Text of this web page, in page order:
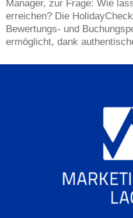
Manager, zur Frage: Wie
erreichen? Die
Bewertungs- und
ermöglicht, dank